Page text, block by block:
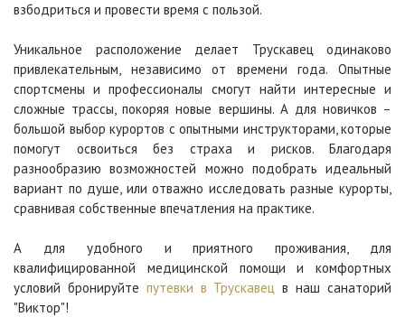
взбодриться и провести время с пользой.
Уникальное расположение делает Трускавец одинаково
привлекательным, независимо от времени года. Опытные
спортсмены и профессионалы смогут найти интересные и
сложные трассы, покоряя новые вершины. А для новичков –
большой выбор курортов с опытными инструкторами, которые
помогут освоиться без страха и рисков. Благодаря
разнообразию возможностей можно подобрать идеальный
вариант по душе, или отважно исследовать разные курорты,
сравнивая собственные впечатления на практике.
А для удобного и приятного проживания, для
квалифицированной медицинской помощи и комфортных
условий бронируйте путевки в Трускавец в наш санаторий
"Виктор"!